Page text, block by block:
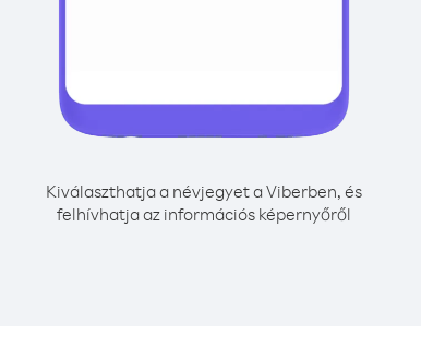
Kiválaszthatja a névjegyet a Viberben, és
felhívhatja az információs képernyőről